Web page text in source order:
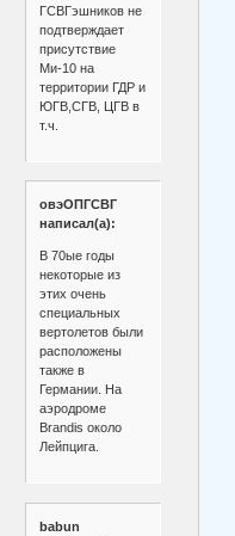
ГСВГэшников не
подтверждает
присутствие
Ми-10 на
территории ГДР и
ЮГВ,СГВ, ЦГВ в
т.ч.
овэОПГСВГ
написал(а):
В 70ые годы
некоторые из
этих очень
специальных
вертолетов были
расположены
также в
Германии. На
аэродроме
Brandis около
Лейпцига.
babun